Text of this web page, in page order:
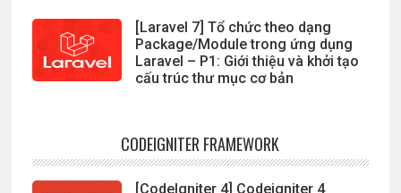
[Laravel 7] Tổ chức theo dạng
Package/Module trong ứng dụng
Laravel – P1: Giới thiệu và khởi tạo
cấu trúc thư mục cơ bản
CODEIGNITER FRAMEWORK
[CodeIgniter 4] Codeigniter 4